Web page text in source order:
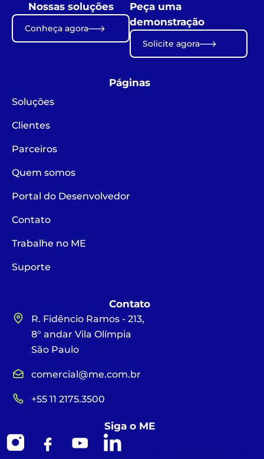
Nossas soluções
Conheça agora
Peça uma
demonstração
Solicite agora
Páginas
Soluções
Clientes
Parceiros
Quem somos
Portal do Desenvolvedor
Contato
Trabalhe no ME
Suporte
Contato
R. Fidêncio Ramos - 213,
8° andar Vila Olímpia
São Paulo
comercial@me.com.br
+55 11 2175.3500
Siga o ME